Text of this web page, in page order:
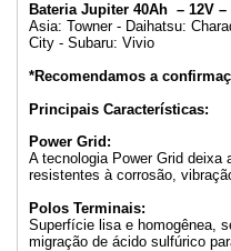
Bateria Jupiter 40Ah – 12V
Asia: Towner - Daihatsu:
City - Subaru: Vivio
*Recomendamos a
Principais Características:
Power Grid:
A tecnologia Power Grid deixa
resistentes à corrosão,
Polos Terminais:
Superfície lisa e homogênea,
migração de ácido sulfúrico